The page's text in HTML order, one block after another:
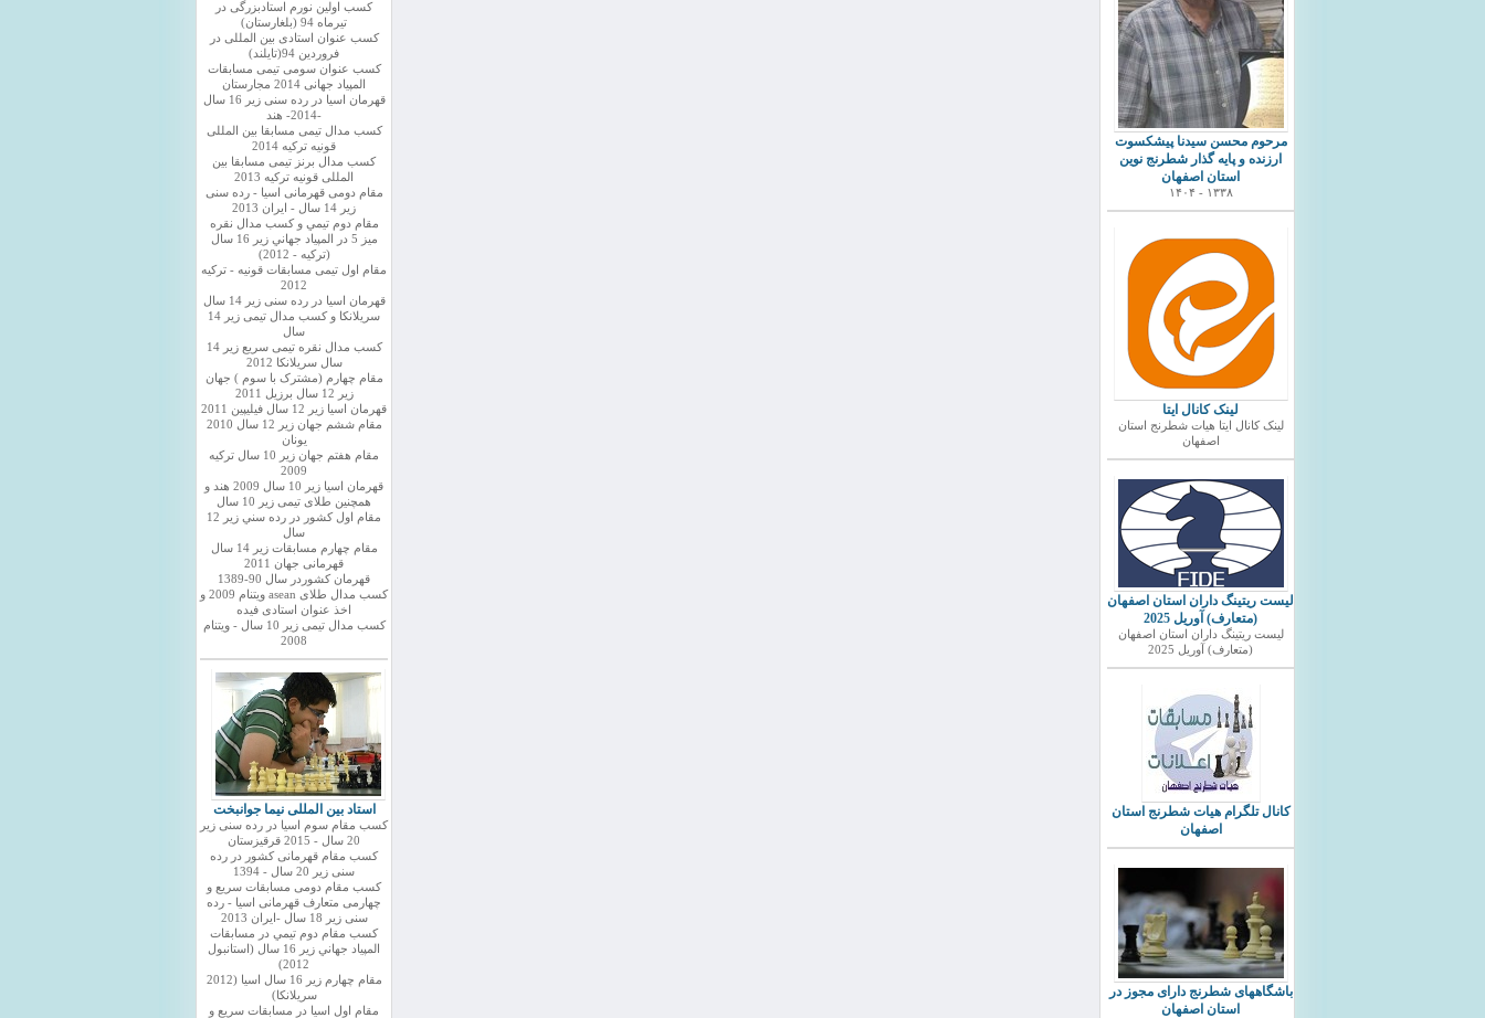
مرحوم محسن سیدنا پیشکسوت
ارزنده و پایه گذار شطرنج نوین
استان اصفهان
۱۳۳۸ - ۱۴۰۴
لینک کانال ایتا
لینک کانال ایتا هیات شطرنج استان
اصفهان
ليست ريتينگ داران استان اصفهان
(متعارف) آوریل 2025
ليست ريتينگ داران استان اصفهان
(متعارف) آوریل 2025
کانال تلگرام هیات شطرنج استان
اصفهان
باشگاههای شطرنج دارای مجوز در
استان اصفهان
کسب اولین نورم استادبزرگی در
تیرماه 94 (بلغارستان)
کسب عنوان استادی بین المللی در
فروردین 94(تایلند)
کسب عنوان سومی تیمی مسابقات
المپیاد جهانی 2014 مجارستان
قهرمان اسیا در رده سنی زیر 16 سال
-2014- هند
کسب مدال تیمی مسابقا بین المللی
قونیه ترکیه 2014
کسب مدال برنز تیمی مسابقا بین
المللی قونیه ترکیه 2013
مقام دومی قهرمانی اسیا - رده سنی
زیر 14 سال - ایران 2013
مقام دوم تيمي و كسب مدال نقره
ميز 5 در المپياد جهاني زير 16 سال
(تركيه - 2012)
مقام اول تیمی مسابقات قونیه - ترکیه
2012
قهرمان اسیا در رده سنی زیر 14 سال
سريلانكا و کسب مدال تیمی زیر 14
سال
کسب مدال نقره تیمی سریع زیر 14
سال سریلانکا 2012
مقام چهارم (مشترک با سوم ) جهان
زیر 12 سال برزیل 2011
قهرمان اسيا زير 12 سال فیلیپین 2011
مقام ششم جهان زیر 12 سال 2010
یونان
مقام هفتم جهان زیر 10 سال ترکیه
2009
قهرمان اسيا زیر 10 سال 2009 هند و
همچنین طلای تیمی زیر 10 سال
مقام اول كشور در رده سني زير 12
سال
مقام چهارم مسابقات زیر 14 سال
قهرمانی جهان 2011
قهرمان کشوردر سال 90-1389
کسب مدال طلای asean ویتنام 2009 و
اخذ عنوان استادی فیده
کسب مدال تیمی زیر 10 سال - ویتنام
2008
استاد بین المللی نیما جوانبخت
کسب مقام سوم اسیا در رده سنی زیر
20 سال - 2015 قرقیزستان
کسب مقام قهرمانی کشور در رده
سنی زیر 20 سال - 1394
کسب مقام دومی مسابقات سریع و
چهارمی متعارف قهرمانی اسیا - رده
سنی زیر 18 سال -ایران 2013
كسب مقام دوم تيمي در مسابقات
المپياد جهاني زير 16 سال (استانبول
2012)
مقام چهارم زير 16 سال اسيا (2012
سريلانكا)
مقام اول اسيا در مسابقات سريع و